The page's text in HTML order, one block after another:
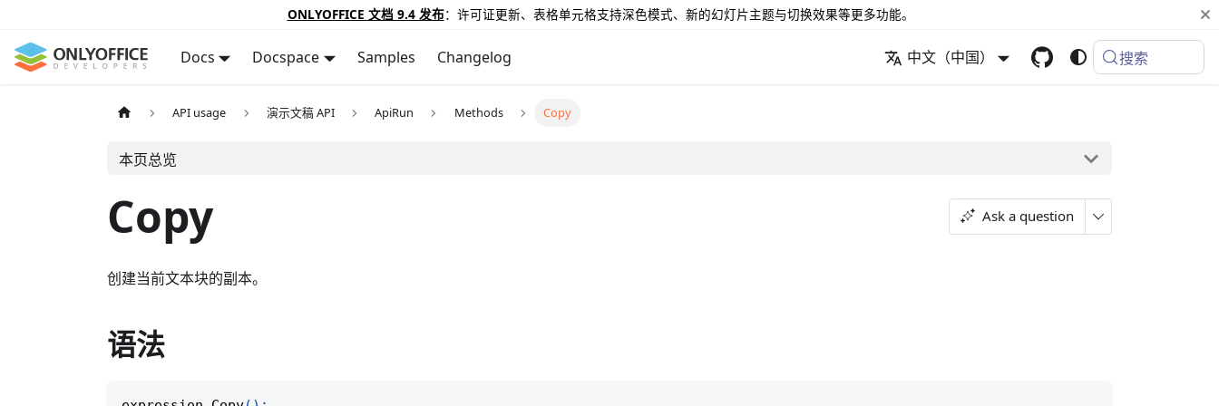
ONLYOFFICE 文档 9.4 发布：许可证更新、表格单元格支持深色模式、新的幻灯片主题与切换效果等更多功能。
Docs Docspace Samples Changelog 中文（中国） 搜索
API usage 演示文稿 API ApiRun Methods Copy
本页总览
Copy Ask a question
创建当前文本块的副本。
语法